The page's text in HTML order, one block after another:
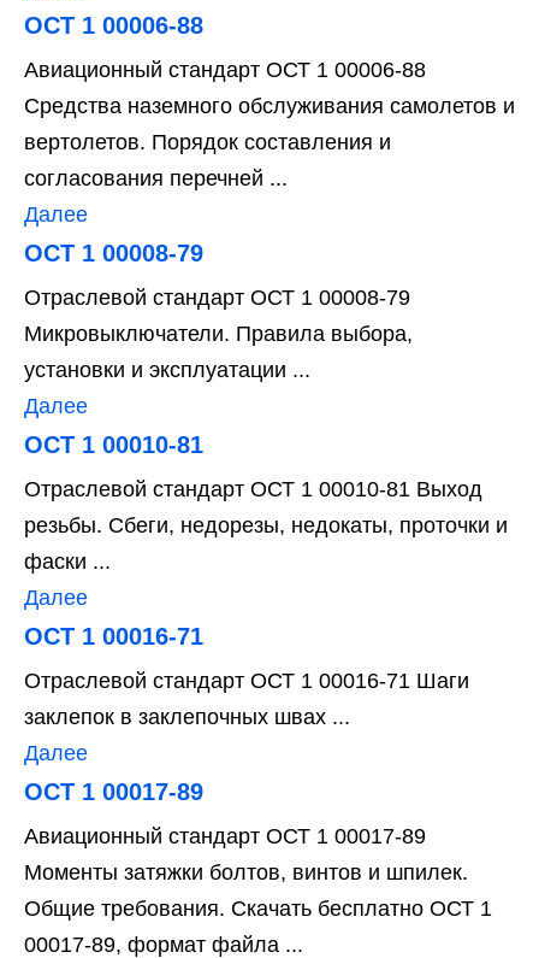
ОСТ 1 00006-88
Авиационный стандарт ОСТ 1 00006-88
Средства наземного обслуживания самолетов и
вертолетов. Порядок составления и
согласования перечней ...
Далее
ОСТ 1 00008-79
Отраслевой стандарт ОСТ 1 00008-79
Микровыключатели. Правила выбора,
установки и эксплуатации ...
Далее
ОСТ 1 00010-81
Отраслевой стандарт ОСТ 1 00010-81 Выход
резьбы. Сбеги, недорезы, недокаты, проточки и
фаски ...
Далее
ОСТ 1 00016-71
Отраслевой стандарт ОСТ 1 00016-71 Шаги
заклепок в заклепочных швах ...
Далее
ОСТ 1 00017-89
Авиационный стандарт ОСТ 1 00017-89
Моменты затяжки болтов, винтов и шпилек.
Общие требования. Скачать бесплатно ОСТ 1
00017-89, формат файла ...